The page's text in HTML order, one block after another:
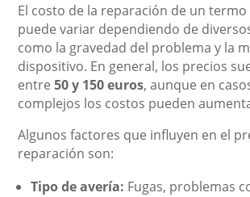
El costo de la reparación de un
puede variar dependiendo de
como la gravedad del problema y la
dispositivo. En general, los precios
entre50 y 150 euros, aunque en
complejos los costos pueden
Algunos factores que influyen en el
reparación son:
Tipo de avería: Fugas, problemas